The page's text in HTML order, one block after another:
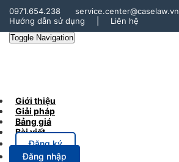
0971.654.238
service.center@caselaw.vn
Hướng dẫn sử dụng
Liên hệ
Toggle Navigation
Giới thiệu
Giải pháp
Bảng giá
Bài viết
Đăng ký
Đăng nhập